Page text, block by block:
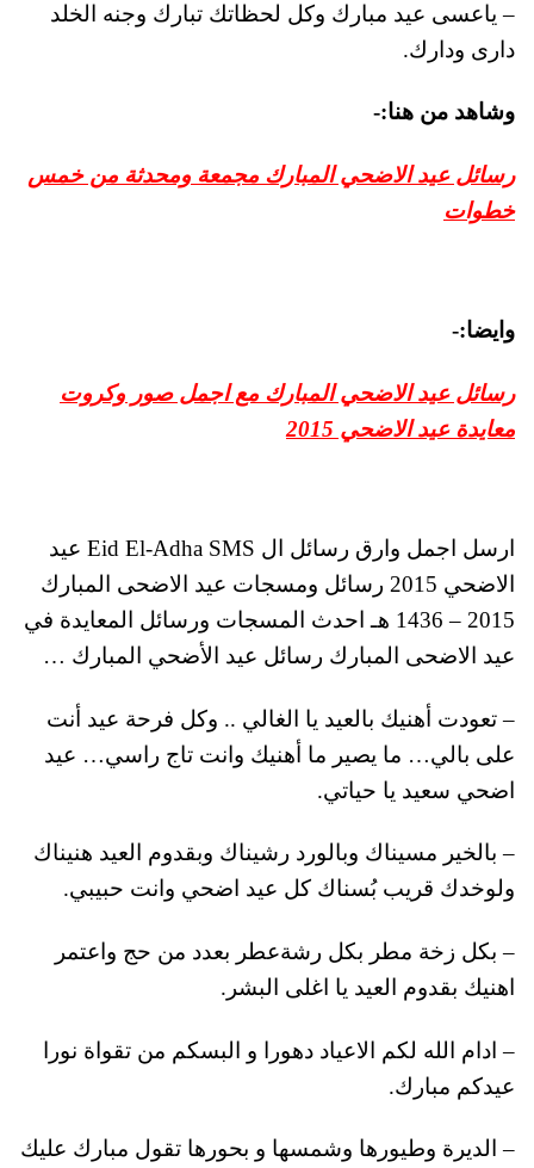
– ياعسى عيد مبارك وكل لحظاتك تبارك وجنه الخلد
دارى ودارك.
وشاهد من هنا:-
رسائل عيد الاضحي المبارك مجمعة ومحدثة من خمس
خطوات
وايضا:-
رسائل عيد الاضحي المبارك مع اجمل صور وكروت
معايدة عيد الاضحي 2015
ارسل اجمل وارق رسائل ال Eid El-Adha SMS عيد
الاضحي 2015 رسائل ومسجات عيد الاضحى المبارك
2015 – 1436 هـ احدث المسجات ورسائل المعايدة في
عيد الاضحى المبارك رسائل عيد الأضحي المبارك …
– تعودت أهنيك بالعيد يا الغالي .. وكل فرحة عيد أنت
على بالي… ما يصير ما أهنيك وانت تاج راسي… عيد
اضحي سعيد يا حياتي.
– بالخير مسيناك وبالورد رشيناك وبقدوم العيد هنيناك
ولوخدك قريب بُسناك كل عيد اضحي وانت حبيبي.
– بكل زخة مطر بكل رشةعطر بعدد من حج واعتمر
اهنيك بقدوم العيد يا اغلى البشر.
– ادام الله لكم الاعياد دهورا و البسكم من تقواة نورا
عيدكم مبارك.
– الديرة وطيورها وشمسها و بحورها تقول مبارك عليك